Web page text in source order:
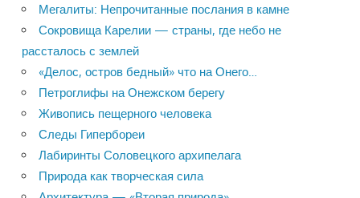
Мегалиты: Непрочитанные послания в камне
Сокровища Карелии — страны, где небо не
рассталось с землей
«Делос, остров бедный» что на Онего…
Петроглифы на Онежском берегу
Живопись пещерного человека
Следы Гипербореи
Лабиринты Соловецкого архипелага
Природа как творческая сила